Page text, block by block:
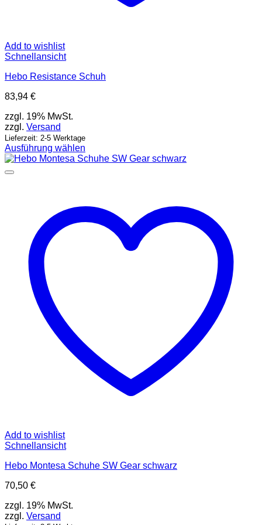
Add to wishlist
Schnellansicht
Hebo Resistance Schuh
83,94 €
zzgl. 19% MwSt.
zzgl. Versand
Lieferzeit: 2-5 Werktage
Ausführung wählen
Dieses
Produkt
Optionen
können
Produktseite
gewählt
werden
Add to wishlist
Schnellansicht
Hebo Montesa Schuhe SW Gear schwarz
70,50 €
zzgl. 19% MwSt.
zzgl. Versand